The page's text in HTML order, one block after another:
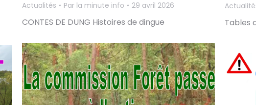
Actualités Par la minute info 29 avril 2026
CONTES DE DUNG Histoires de dingue Tables